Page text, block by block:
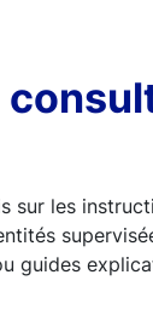
les
guides